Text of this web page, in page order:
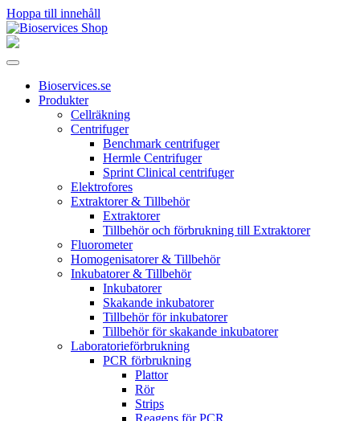
Hoppa till innehåll
Huvudnavigering
Bioservices.se
Produkter
Cellräkning
Centrifuger
Benchmark centrifuger
Hermle Centrifuger
Sprint Clinical centrifuger
Elektrofores
Extraktorer & Tillbehör
Extraktorer
Tillbehör och förbrukning till Extraktorer
Fluorometer
Homogenisatorer & Tillbehör
Inkubatorer & Tillbehör
Inkubatorer
Skakande inkubatorer
Tillbehör för inkubatorer
Tillbehör för skakande inkubatorer
Laboratorieförbrukning
PCR förbrukning
Plattor
Rör
Strips
Reagens för PCR